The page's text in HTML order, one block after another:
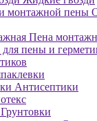
Пена
Антисептики
Грунтовки